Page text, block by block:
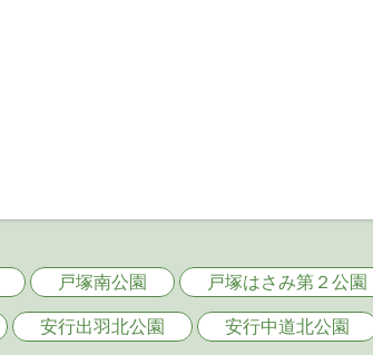
戸塚南公園 戸塚はさみ第２公園
安行出羽北公園 安行中道北公園